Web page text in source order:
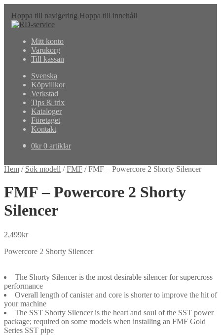
Hoppa till navigering Hoppa till innehåll
Mitt konto
Varukorg
Till kassan
Svenska
Köpvillkor
Verkstad
Tips & trix
Kataloger
Företaget
Kontakt
0kr 0 artiklar
Hem / Sök modell /FMF /FMF – Powercore 2 Shorty Silencer
FMF – Powercore 2 Shorty
Silencer
2,499kr
Powercore 2 Shorty Silencer
The Shorty Silencer is the most desirable silencer for supercross
performance
Overall length of canister and core is shorter to improve the hit of
your machine
The SST Shorty Silencer is the heart and soul of the SST power
package; required on some models when installing an FMF Gold
Series SST pipe